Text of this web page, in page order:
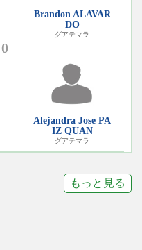
0
Brandon ALAVAR
DO
グアテマラ
Alejandra Jose PA
IZ QUAN
グアテマラ
もっと見る